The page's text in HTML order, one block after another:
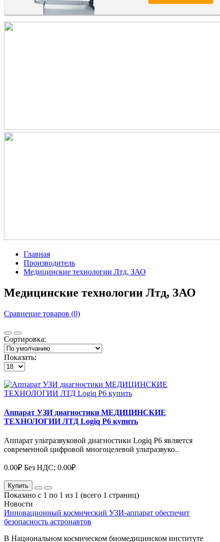
Главная
Производитель
Медицинские технологии Лтд, ЗАО
Медицинские технологии Лтд, ЗАО
Сравнение товаров (0)
Сортировка:
Показать:
Аппарат УЗИ диагностики МЕДИЦИНСКИЕ
ТЕХНОЛОГИИ ЛТД Logiq P6 купить
Аппарат ультразвуковой диагностики Logiq P6 является
современной цифровой многоцелевой ультразвуко..
0.00₽ Без НДС: 0.00₽
Купить
Показано с 1 по 1 из 1 (всего 1 страниц)
Новости
Инновационный космический УЗИ-аппарат обеспечит
безопасность астронавтов
В Национальном космическом биомедицинском институте